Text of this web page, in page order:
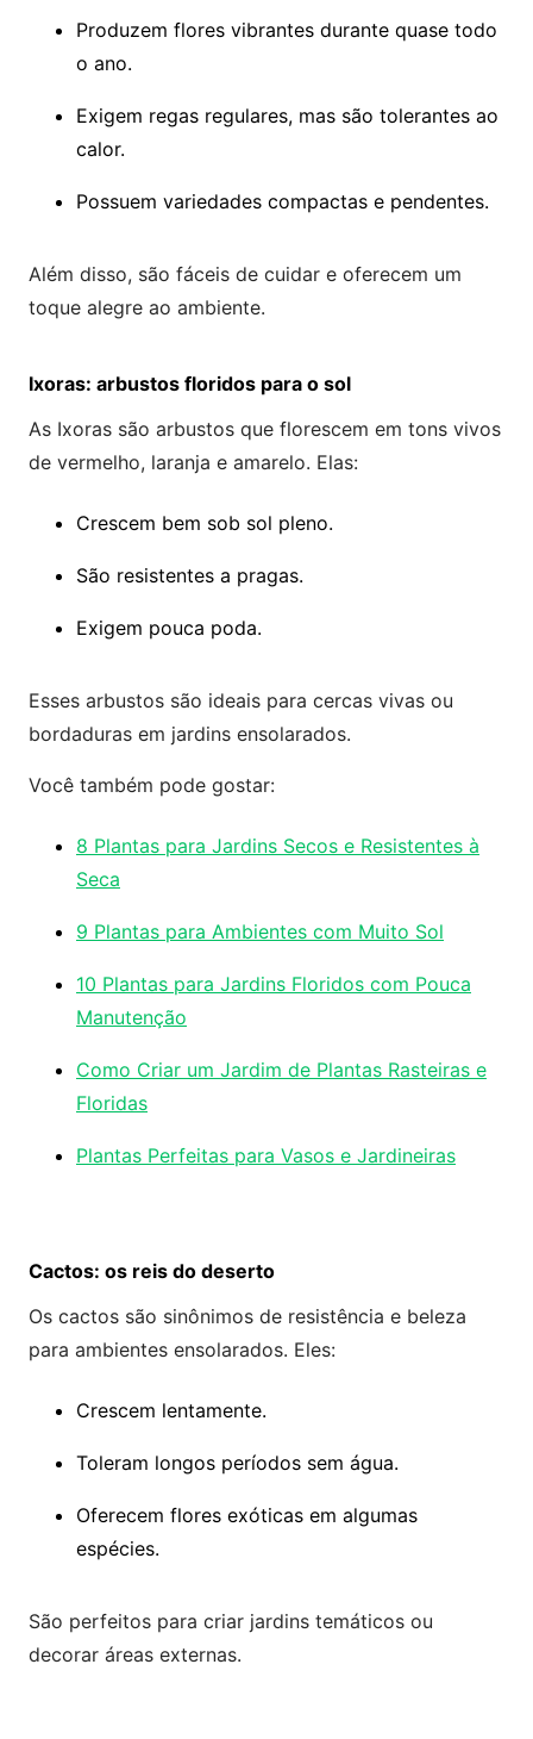
Produzem flores vibrantes durante quase todo
o ano.
Exigem regas regulares, mas são tolerantes ao
calor.
Possuem variedades compactas e pendentes.
Além disso, são fáceis de cuidar e oferecem um
toque alegre ao ambiente.
Ixoras: arbustos floridos para o sol
As Ixoras são arbustos que florescem em tons vivos
de vermelho, laranja e amarelo. Elas:
Crescem bem sob sol pleno.
São resistentes a pragas.
Exigem pouca poda.
Esses arbustos são ideais para cercas vivas ou
bordaduras em jardins ensolarados.
Você também pode gostar:
8 Plantas para Jardins Secos e Resistentes à
Seca
9 Plantas para Ambientes com Muito Sol
10 Plantas para Jardins Floridos com Pouca
Manutenção
Como Criar um Jardim de Plantas Rasteiras e
Floridas
Plantas Perfeitas para Vasos e Jardineiras
Cactos: os reis do deserto
Os cactos são sinônimos de resistência e beleza
para ambientes ensolarados. Eles:
Crescem lentamente.
Toleram longos períodos sem água.
Oferecem flores exóticas em algumas
espécies.
São perfeitos para criar jardins temáticos ou
decorar áreas externas.